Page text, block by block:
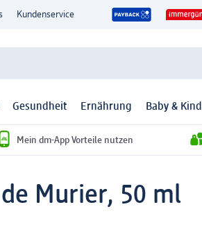
Kundenservice
Gesundheit Ernährung Baby & Kind
Mein dm-App Vorteile nutzen
Murier, 50 ml